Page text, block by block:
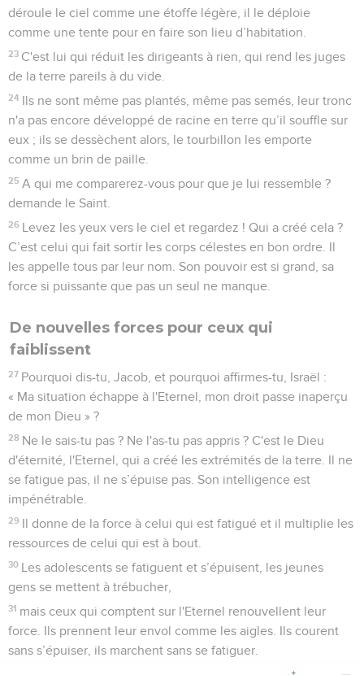
déroule le ciel comme une étoffe légère, il le déploie
comme une tente pour en faire son lieu d’habitation.
23 C'est lui qui réduit les dirigeants à rien, qui rend les juges
de la terre pareils à du vide.
24 Ils ne sont même pas plantés, même pas semés, leur tronc
n'a pas encore développé de racine en terre qu’il souffle sur
eux ; ils se dessèchent alors, le tourbillon les emporte
comme un brin de paille.
25 A qui me comparerez-vous pour que je lui ressemble ?
demande le Saint.
26 Levez les yeux vers le ciel et regardez ! Qui a créé cela ?
C’est celui qui fait sortir les corps célestes en bon ordre. Il
les appelle tous par leur nom. Son pouvoir est si grand, sa
force si puissante que pas un seul ne manque.
De nouvelles forces pour ceux qui
faiblissent
27 Pourquoi dis-tu, Jacob, et pourquoi affirmes-tu, Israël :
« Ma situation échappe à l'Eternel, mon droit passe inaperçu
de mon Dieu » ?
28 Ne le sais-tu pas ? Ne l'as-tu pas appris ? C'est le Dieu
d'éternité, l'Eternel, qui a créé les extrémités de la terre. Il ne
se fatigue pas, il ne s’épuise pas. Son intelligence est
impénétrable.
29 Il donne de la force à celui qui est fatigué et il multiplie les
ressources de celui qui est à bout.
30 Les adolescents se fatiguent et s’épuisent, les jeunes
gens se mettent à trébucher,
31 mais ceux qui comptent sur l'Eternel renouvellent leur
force. Ils prennent leur envol comme les aigles. Ils courent
sans s’épuiser, ils marchent sans se fatiguer.